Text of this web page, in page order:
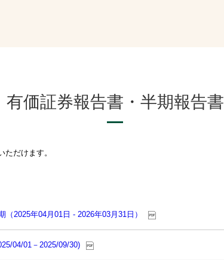
有価証券報告書・半期報告書
だけます。
（2025年04月01日 - 2026年03月31日）
04/01－2025/09/30)